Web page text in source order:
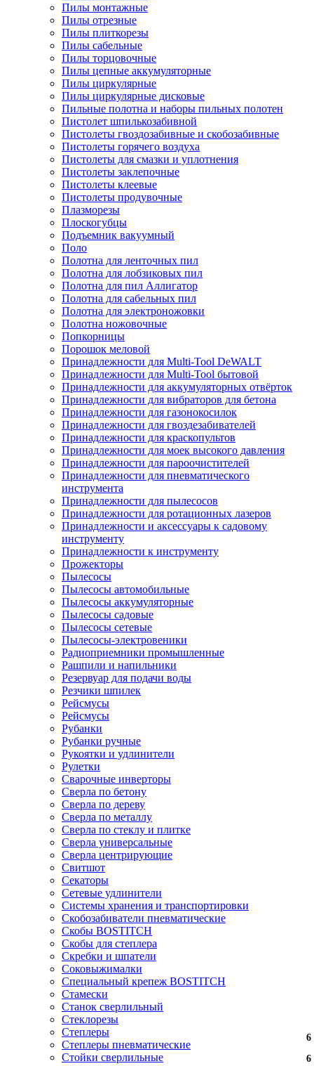
Пилы монтажные
Пилы отрезные
Пилы плиткорезы
Пилы сабельные
Пилы торцовочные
Пилы цепные аккумуляторные
Пилы циркулярные
Пилы циркулярные дисковые
Пильные полотна и наборы пильных полотен
Пистолет шпилькозабивной
Пистолеты гвоздозабивные и скобозабивные
Пистолеты горячего воздуха
Пистолеты для смазки и уплотнения
Пистолеты заклепочные
Пистолеты клеевые
Пистолеты продувочные
Плазморезы
Плоскогубцы
Подъемник вакуумный
Поло
Полотна для ленточных пил
Полотна для лобзиковых пил
Полотна для пил Аллигатор
Полотна для сабельных пил
Полотна для электроножовки
Полотна ножовочные
Попкорницы
Порошок меловой
Принадлежности для Multi-Tool DeWALT
Принадлежности для Multi-Tool бытовой
Принадлежности для аккумуляторных отвёрток
Принадлежности для вибраторов для бетона
Принадлежности для газонокосилок
Принадлежности для гвоздезабивателей
Принадлежности для краскопультов
Принадлежности для моек высокого давления
Принадлежности для пароочистителей
Принадлежности для пневматического
инструмента
Принадлежности для пылесосов
Принадлежности для ротационных лазеров
Принадлежности и аксессуары к садовому
инструменту
Принадлежности к инструменту
Прожекторы
Пылесосы
Пылесосы автомобильные
Пылесосы аккумуляторные
Пылесосы садовые
Пылесосы сетевые
Пылесосы-электровеники
Радиоприемники промышленные
Рашпили и напильники
Резервуар для подачи воды
Резчики шпилек
Рейсмусы
Рейсмусы
Рубанки
Рубанки ручные
Рукоятки и удлинители
Рулетки
Сварочные инверторы
Сверла по бетону
Сверла по дереву
Сверла по металлу
Сверла по стеклу и плитке
Сверла универсальные
Сверла центрирующие
Свитшот
Секаторы
Сетевые удлинители
Системы хранения и транспортировки
Скобозабиватели пневматические
Скобы BOSTITCH
Скобы для степлера
Скребки и шпатели
Соковыжималки
Специальный крепеж BOSTITCH
Стамески
Станок сверлильный
Стеклорезы
Степлеры
Степлеры пневматические
Стойки сверлильные
6
6
6
6